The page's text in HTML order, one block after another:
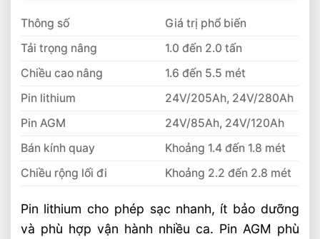
Dụng Thực Tế Hiệu Quả
Xe Nâng Điện Lithium Tải Trọng Nào Phù
Xe Nâng Điện Lithium Tải Trọng 1.5 Đến 5
Tấn Bền Bỉ
Phân Loại Xe Nâng Điện Lithium Theo Tải
Thông số
Giá trị phổ biến
Tải trọng nâng
1.0 đến 2.0 tấn
Chiều cao nâng
1.6 đến 5.5 mét
Pin lithium
24V/205Ah, 24V/280Ah
Pin AGM
24V/85Ah, 24V/120Ah
Bán kính quay
Khoảng 1.4 đến 1.8 mét
Chiều rộng lối đi
Khoảng 2.2 đến 2.8 mét
Pin lithium cho phép sạc nhanh, ít bảo dưỡng
và phù hợp vận hành nhiều ca. Pin AGM phù